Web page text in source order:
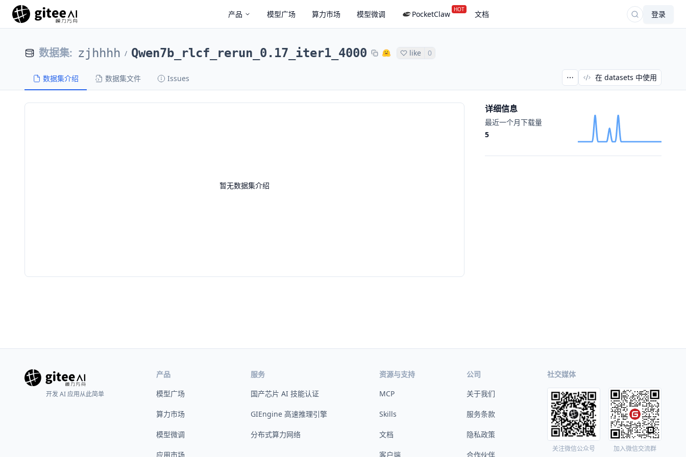
产品 模型广场 算力市场 模型微调 PocketClaw HOT 文档 登录
数据集: zjhhhh / Qwen7b_rlcf_rerun_0.17_iter1_4000 like 0
数据集介绍 数据集文件 Issues 在 datasets 中使用
暂无数据集介绍
详细信息
最近一个月下载量
5
开发 AI 应用从此简单
产品
模型广场
算力市场
模型微调
应用市场
服务
国产芯片 AI 技能认证
GIEngine 高速推理引擎
分布式算力网络
资源与支持
MCP
Skills
文档
客户端
公司
关于我们
服务条款
隐私政策
合作伙伴
社交媒体
关注微信公众号 加入微信交流群